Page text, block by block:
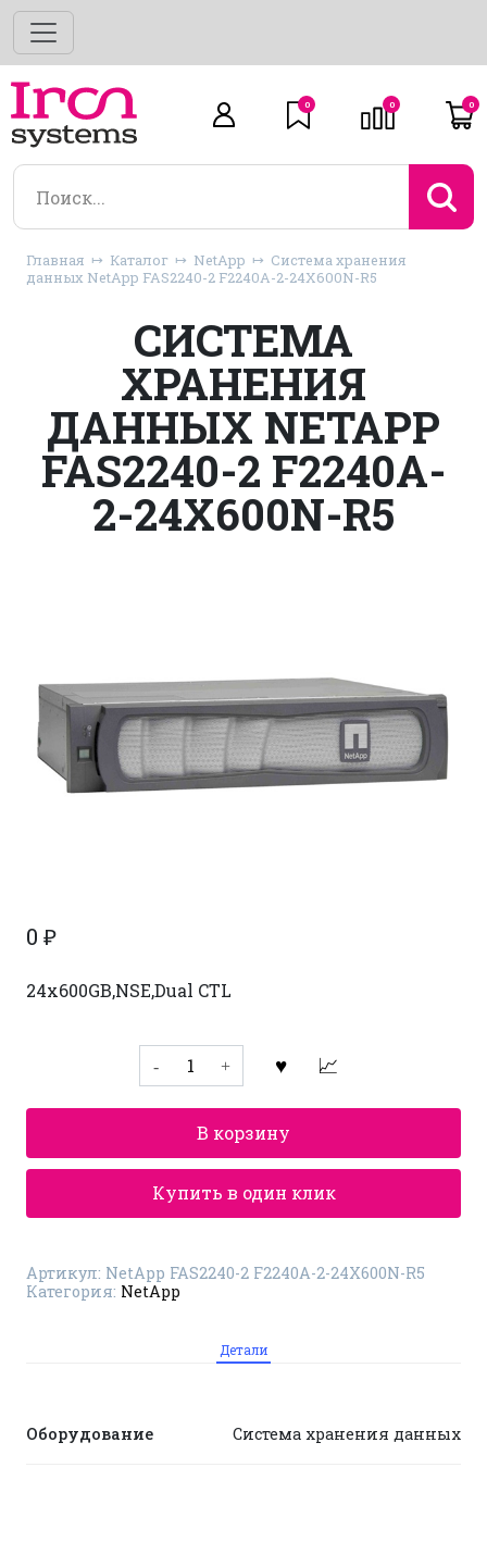
0 0 0
Главная Каталог NetApp
Система хранения
данных NetApp FAS2240-2 F2240A-2-24X600N-R5
СИСТЕМА
ХРАНЕНИЯ
ДАННЫХ NETAPP
FAS2240-2 F2240A-
2-24X600N-R5
0 ₽
24x600GB,NSE,Dual CTL
Количество
товара
Система
хранения
данных
NetApp
FAS2240-
2
F2240A-
В корзину
Купить в один клик
Артикул: NetApp FAS2240-2 F2240A-2-24X600N-R5
Категория: NetApp
Детали
Оборудование Система хранения данных